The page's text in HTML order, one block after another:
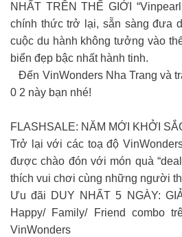
NHẤT TRÊN THẾ GIỚI
chính thức trở lại, sẵn sàng đưa
cuộc du hành không tưởng vào
biển đẹp bậc nhất hành tinh.
Đến VinWonders Nha Trang và
0 2 này bạn nhé!
FLASHSALE: NĂM MỚI KHỞI
Trở lại với các toạ độ
được chào đón với món quà
thích vui chơi cùng những người
Ưu đãi DUY NHẤT 5 NGÀY:
Happy/ Family/ Friend combo
VinWonders